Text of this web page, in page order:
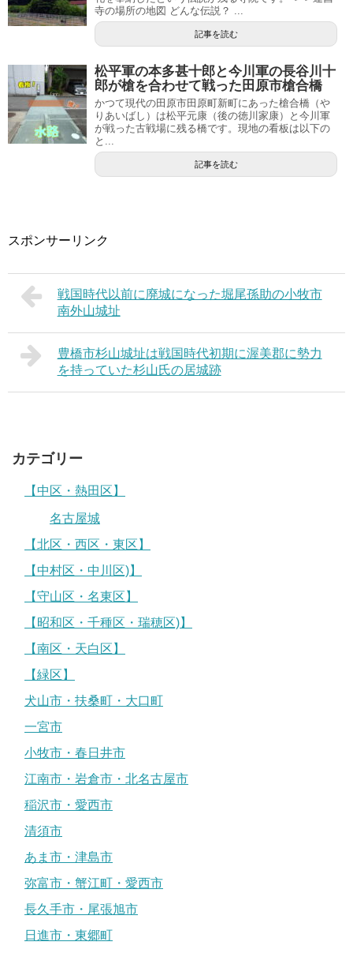
寺の場所の地図 どんな伝説？ ...
記事を読む
松平軍の本多甚十郎と今川軍の長谷川十
郎が槍を合わせて戦った田原市槍合橋
かつて現代の田原市田原町新町にあった槍合橋（や
りあいばし）は松平元康（後の徳川家康）と今川軍
が戦った古戦場に残る橋です。現地の看板は以下の
と...
記事を読む
スポンサーリンク
戦国時代以前に廃城になった堀尾孫助の小牧市
南外山城址
豊橋市杉山城址は戦国時代初期に渥美郡に勢力
を持っていた杉山氏の居城跡
カテゴリー
【中区・熱田区】
名古屋城
【北区・西区・東区】
【中村区・中川区)】
【守山区・名東区】
【昭和区・千種区・瑞穂区)】
【南区・天白区】
【緑区】
犬山市・扶桑町・大口町
一宮市
小牧市・春日井市
江南市・岩倉市・北名古屋市
稲沢市・愛西市
清須市
あま市・津島市
弥富市・蟹江町・愛西市
長久手市・尾張旭市
日進市・東郷町